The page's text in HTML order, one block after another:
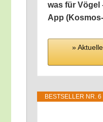
was für Vögel
App
»
BEST­SEL­LER NR. 6